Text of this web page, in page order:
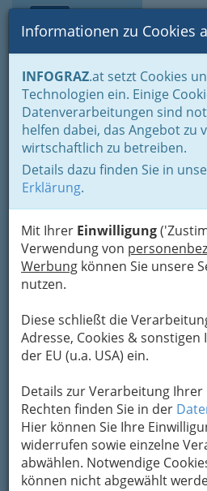
Suche
Informationen zu Cookies
INFOGRAZ.at setzt Cookies
Technologien ein. Einige
Datenverarbeitungen sind
helfen dabei, das Angebot zu
wirtschaftlich zu betreiben.
Details dazu finden Sie in
Erklärung.
Mit Ihrer Einwilligung
Verwendung von
Werbung können Sie unsere
nutzen.
Diese schließt die
Adresse, Cookies &
der EU (u.a. USA) ein.
Details zur Verarbeitung
Rechten finden Sie in der
Hier können Sie Ihre
widerrufen sowie einzelne
abwählen. Notwendige
können nicht abgewählt
Home Branchen
Notdienste für
Selbsthilfegruppen
Selbsthilfegruppen für Kinder und
Kulturwerkstatt -
Kleinkunstbühne
Museum - Dr.
Jabornig
Dreihackengasse 26, 8020
+43 316 570 958
+43 699 1106 8171
Kulturwerkstatt Graz
In der